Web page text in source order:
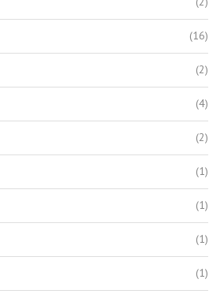
(16)
(2)
(4)
(2)
(1)
(1)
(1)
(1)